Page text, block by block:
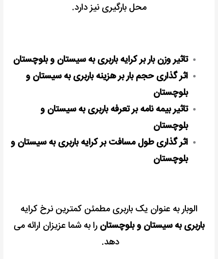
محل بارگیری نیز دارد.
تاثیر وزن بار بر کرایه باربری به سیستان و بلوچستان
اثر گذاری حجم بار بر هزینه باربری به سیستان و
بلوچستان
تاثیر بیمه نامه بر تعرفه باربری به سیستان و
بلوچستان
اثر گذاری طول مسافت بر کرایه باربری به سیستان و
بلوچستان
الوبار به عنوان یک باربری مطمئن کمترین نرخ کرایه
باربری به سیستان و بلوچستان را به شما عزیزان ارائه می
دهد.